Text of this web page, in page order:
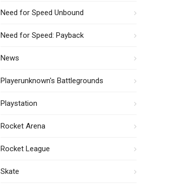
Need for Speed Unbound
Need for Speed: Payback
News
Playerunknown's Battlegrounds
Playstation
Rocket Arena
Rocket League
Skate